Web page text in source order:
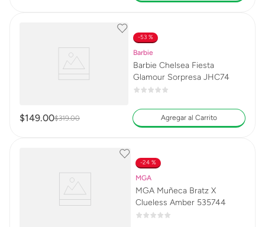
53 %
Barbie
Barbie Chelsea Fiesta
Glamour Sorpresa JHC74
$149.00$319.00 Agregar al Carrito
24 %
MGA
MGA Muñeca Bratz X
Clueless Amber 535744